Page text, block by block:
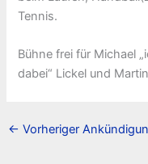
Tennis.
Bühne frei für Michael
dabei“ Lickel und
← Vorheriger